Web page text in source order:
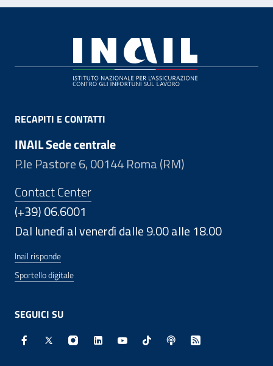
RECAPITI E CONTATTI
INAIL Sede centrale
P.le Pastore 6, 00144 Roma (RM)
Contact Center
(+39) 06.6001
Dal lunedì al venerdì dalle 9.00 alle 18.00
Inail risponde
Sportello digitale
SEGUICI SU
Facebook - Sito esterno - Apertura in nuova finestra
X - Sito esterno - Apertura in nuova finestra
Instagram - Sito esterno - Apertura in
Linkedin - Sito esterno - Apertura in
Youtube - Sito esterno -
TikTok - Sito esterno -
Spreaker - Sito
Feed RSS -